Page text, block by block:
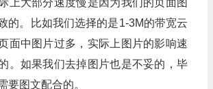
上大部分速度慢是因为我们的页面图
的。比如我们选择的是1-3M的带宽云
面中图片过多，实际上图片的影响速
。如果我们去掉图片也是不妥的，毕
要图文配合的。